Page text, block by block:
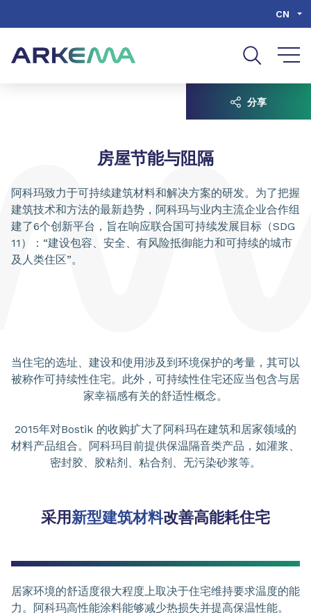
CN
房屋节能与阻隔
阿科玛致力于可持续建筑材料和解决方案的研发。为了把握
建筑技术和方法的最新趋势，阿科玛与业内主流企业合作组
建了6个创新平台，旨在响应联合国可持续发展目标（SDG
11）：“建设包容、安全、有风险抵御能力和可持续的城市
及人类住区”。
分享
当住宅的选址、建设和使用涉及到环境保护的考量，其可以
被称作可持续性住宅。此外，可持续性住宅还应当包含与居
家幸福感有关的舒适性概念。
2015年对Bostik 的收购扩大了阿科玛在建筑和居家领域的
材料产品组合。阿科玛目前提供保温隔音类产品，如灌浆、
密封胶、胶粘剂、粘合剂、无污染砂浆等。
采用 新型建筑材料改善高能耗住宅
居家环境的舒适度很大程度上取决于住宅维持要求温度的能
力。阿科玛高性能涂料能够减少热损失并提高保温性能。